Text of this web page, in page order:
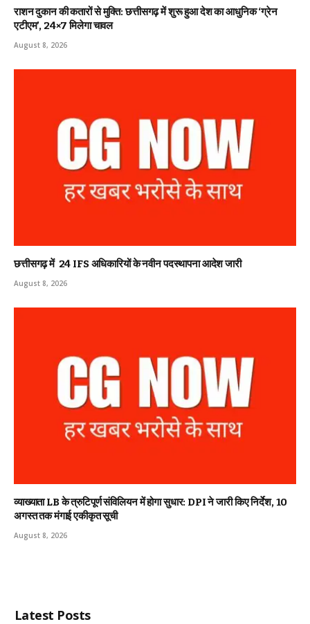
राशन दुकान की कतारों से मुक्ति: छत्तीसगढ़ में शुरू हुआ देश का आधुनिक ‘ग्रेन
एटीएम’, 24×7 मिलेगा चावल
August 8, 2026
छत्तीसगढ़ में 24 IFS अधिकारियों के नवीन पदस्थापना आदेश जारी
August 8, 2026
व्याख्याता LB के त्रुटिपूर्ण संविलियन में होगा सुधार: DPI ने जारी किए निर्देश, 10
अगस्त तक मंगाई एकीकृत सूची
August 8, 2026
Latest Posts